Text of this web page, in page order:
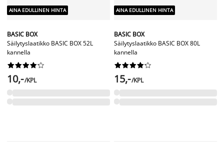
AINA EDULLINEN HINTA
BASIC BOX
Säilytyslaatikko BASIC BOX 52L
kannella






10,-/KPL
AINA EDULLINEN HINTA
BASIC BOX
Säilytyslaatikko BASIC BOX 80L
kannella






15,-/KPL